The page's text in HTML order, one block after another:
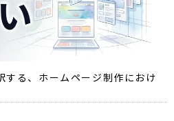
する、ホームページ制作におけ